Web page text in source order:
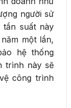
người sử
suất này
một lần,
hệ thống
trình này sẽ
công trình